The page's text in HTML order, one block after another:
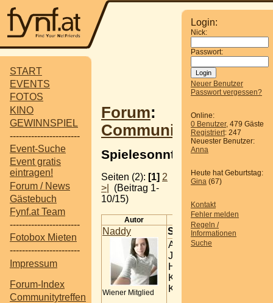
START
EVENTS
FOTOS
KINO
GEWINNSPIEL
-----------------------
Event-Suche
Event gratis
eintragen!
Forum / News
Gästebuch
Fynf.at Team
-----------------------
Fotobox Mieten
-----------------------
Impressum
Forum-Index
Communitytreffen
Login:
Nick:
Passwort:
Neuer Benutzer
Passwort vergessen?
Online:
0 Benutzer, 479 Gäste
Registriert: 247
Neuester Benutzer:
Anna
Heute hat Geburtstag:
Gina (67)
Kontakt
Fehler melden
Regeln /
Informationen
Suche
Forum:
Communitytreffen
Spielesonntag
Seiten (2): [1] 2
>|
(Beitrag 1-
10/15)
Autor Beitrag
Naddy
Wiener Mitglied
Spielesonntag
Activity * Uno
Jenga *
Hornochse
Knowing me
Knowing you ...